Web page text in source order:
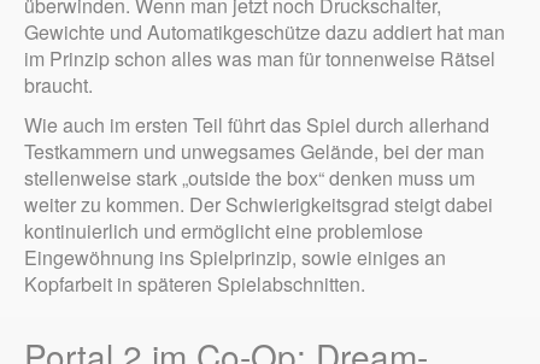
Gewichte und Automatikgeschütze dazu addiert hat man
im Prinzip schon alles was man für tonnenweise Rätsel
braucht.
Wie auch im ersten Teil führt das Spiel durch allerhand
Testkammern und unwegsames Gelände, bei der man
stellenweise stark „outside the box“ denken muss um
weiter zu kommen. Der Schwierigkeitsgrad steigt dabei
kontinuierlich und ermöglicht eine problemlose
Eingewöhnung ins Spielprinzip, sowie einiges an
Kopfarbeit in späteren Spielabschnitten.